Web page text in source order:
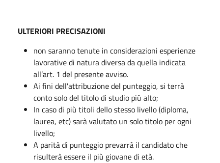
ULTERIORI PRECISAZIONI
non saranno tenute in considerazioni esperienze
lavorative di natura diversa da quella indicata
all’art. 1 del presente avviso.
Ai fini dell'attribuzione del punteggio, si terrà
conto solo del titolo di studio più alto;
In caso di più titoli dello stesso livello (diploma,
laurea, etc) sarà valutato un solo titolo per ogni
livello;
A parità di punteggio prevarrà il candidato che
risulterà essere il più giovane di età.